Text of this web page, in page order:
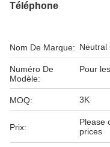
Téléphone
Nom De Marque:
Numéro De
Modèle:
Pour
MOQ: 3K
Prix:
Please
prices